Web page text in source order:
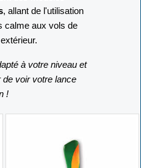
, allant de l'utilisation
calme aux vols de
à votre niveau et
voir votre lance
!